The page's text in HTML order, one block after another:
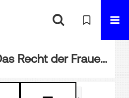
BIBL-41717: Das Recht der Frauen auf Arbeit und die Organisation der Frauenarbeit : mit einem Anhange: Über Aussstellungen der Frauenarbeit ; zwei Vorträge gehalten im Frauen-Erwerb-Verein zu Wien